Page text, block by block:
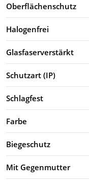
Oberflächenschutz
Halogenfrei
Glasfaserverstärkt
Schutzart (IP)
Schlagfest
Farbe
Biegeschutz
Mit Gegenmutter